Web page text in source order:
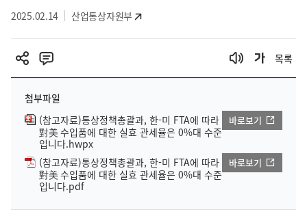
2025.02.14 산업통상자원부
목록
첨부파일
(참고자료)통상정책총괄과, 한-미 FTA에 따라
對美 수입품에 대한 실효 관세율은 0%대 수준
입니다.hwpx
바로보기
(참고자료)통상정책총괄과, 한-미 FTA에 따라
對美 수입품에 대한 실효 관세율은 0%대 수준
입니다.pdf
바로보기